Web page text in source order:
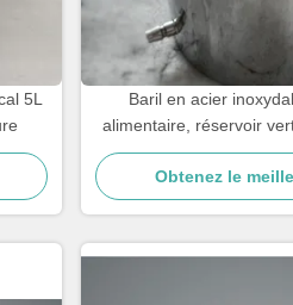
5L
Baril en acier
alimentaire, réservoir
de lait 5L
Obtenez le